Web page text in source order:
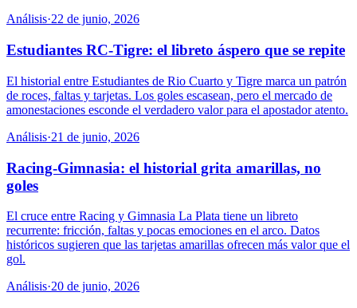
Análisis·22 de junio, 2026
Estudiantes RC-Tigre: el libreto áspero que se repite
El historial entre Estudiantes de Rio Cuarto y Tigre marca un patrón
de roces, faltas y tarjetas. Los goles escasean, pero el mercado de
amonestaciones esconde el verdadero valor para el apostador atento.
Análisis·21 de junio, 2026
Racing-Gimnasia: el historial grita amarillas, no
goles
El cruce entre Racing y Gimnasia La Plata tiene un libreto
recurrente: fricción, faltas y pocas emociones en el arco. Datos
históricos sugieren que las tarjetas amarillas ofrecen más valor que el
gol.
Análisis·20 de junio, 2026